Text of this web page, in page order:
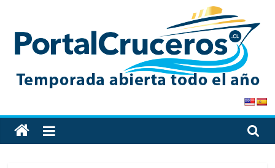
content
PortalCruceros
Toda
la